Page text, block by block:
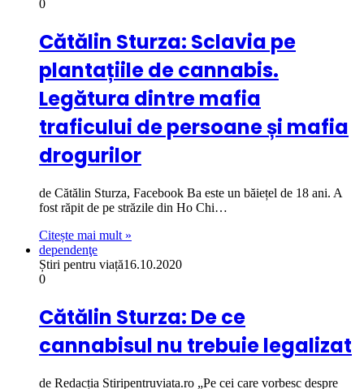
0
Cătălin Sturza: Sclavia pe
plantațiile de cannabis.
Legătura dintre mafia
traficului de persoane și mafia
drogurilor
de Cătălin Sturza, Facebook Ba este un băiețel de 18 ani. A
fost răpit de pe străzile din Ho Chi…
Citește mai mult »
dependenţe
Știri pentru viață16.10.2020
0
Cătălin Sturza: De ce
cannabisul nu trebuie legalizat
de Redacția Stiripentruviata.ro „Pe cei care vorbesc despre